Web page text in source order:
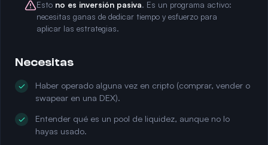
Esto no es inversión pasiva. Es un programa activo:
necesitas ganas de dedicar tiempo y esfuerzo para
aplicar las estrategias.
Necesitas
Haber operado alguna vez en cripto (comprar, vender o
swapear en una DEX).
Entender qué es un pool de liquidez, aunque no lo
hayas usado.